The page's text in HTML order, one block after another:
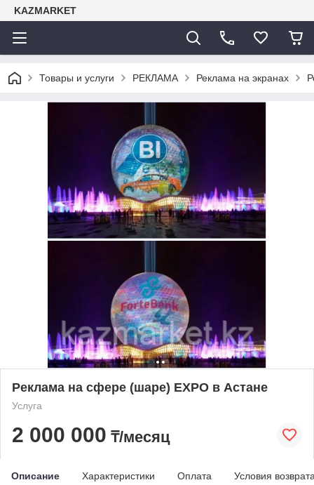
KAZMARKET
Товары и услуги РЕКЛАМА Реклама на экранах
Реклама на сфере (шаре) EXPO в Астане
Услуга
2 000 000 ₸/месяц
Описание Характеристики Оплата Условия